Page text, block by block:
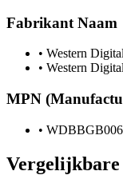
Fabrikant Naam
• Western
• Western
MPN
•